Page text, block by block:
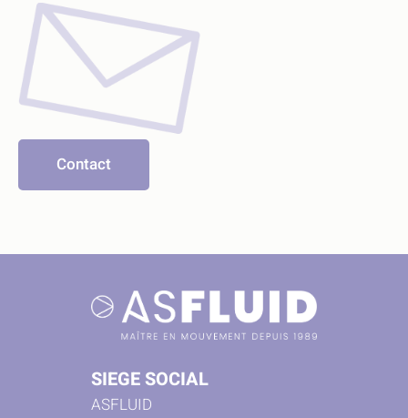
Contact
SIEGE SOCIAL
ASFLUID